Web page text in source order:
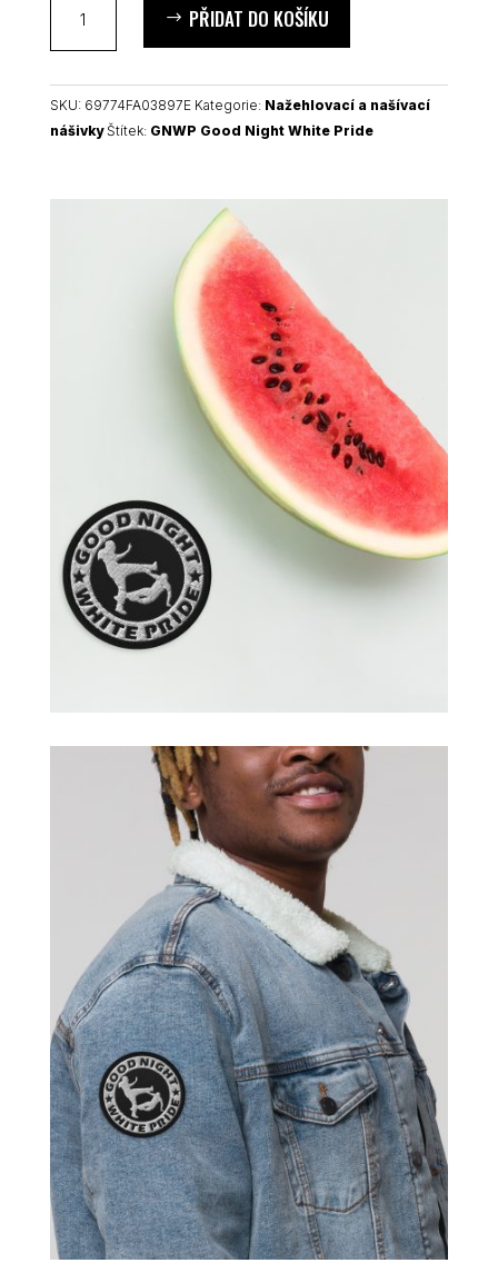
nášivka
množství
PŘIDAT DO KOŠÍKU
SKU: 69774FA03897E Kategorie: Nažehlovací a našívací
nášivky Štítek: GNWP Good Night White Pride